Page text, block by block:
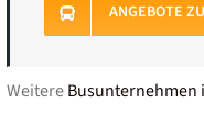
ANGEBOTE
WeitereBusunternehmen